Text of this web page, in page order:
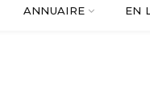
ANNUAIRE EN